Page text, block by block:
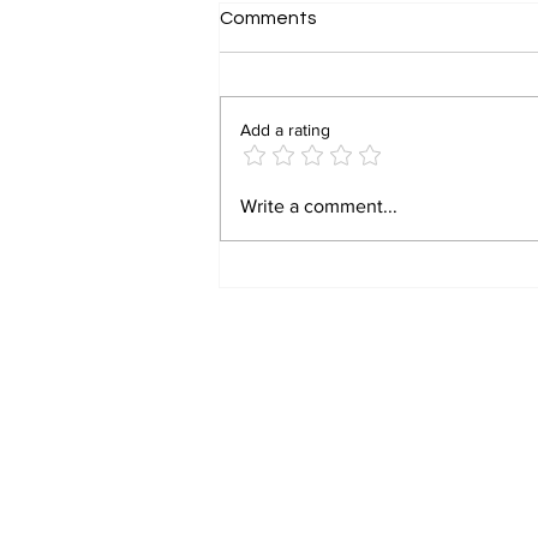
LNMU Semester 4 Admit
डाउनलोड
Comments
Add a rating
Write a comment...